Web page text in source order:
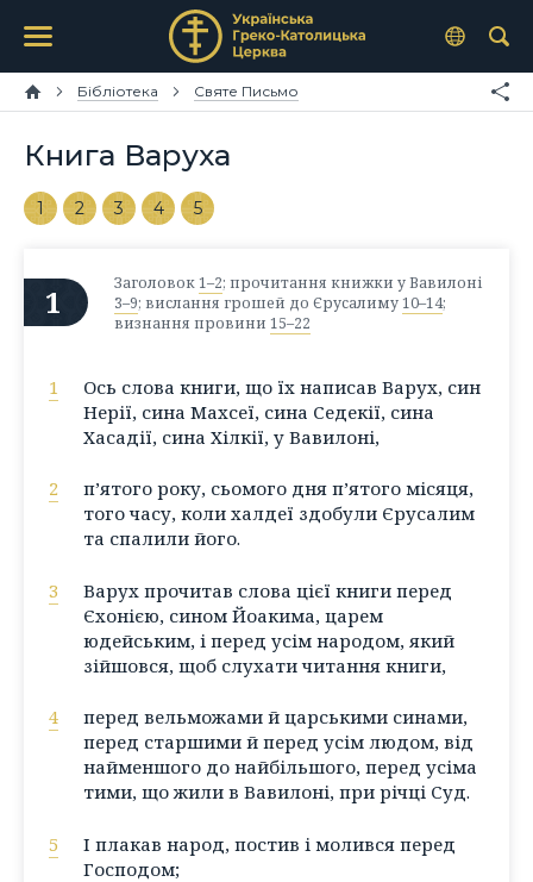
Бібліотека Святе Письмо
Книга Варуха
1 2 3 4 5
1 Заголовок1–2; прочитання книжки у Вавилоні
3–9; вислання грошей до Єрусалиму10–14;
визнання провини 15–22
1
Ось слова книги, що їх написав Варух, син
Нерії, сина Махсеї, сина Седекії, сина
Хасадії, сина Хілкії, у Вавилоні,
2
п’ятого року, сьомого дня п’ятого місяця,
того часу, коли халдеї здобули Єрусалим
та спалили його.
3
Варух прочитав слова цієї книги перед
Єхонією, сином Йоакима, царем
юдейським, і перед усім народом, який
зійшовся, щоб слухати читання книги,
4
перед вельможами й царськими синами,
перед старшими й перед усім людом, від
найменшого до найбільшого, перед усіма
тими, що жили в Вавилоні, при річці Суд.
5
І плакав народ, постив і молився перед
Господом;